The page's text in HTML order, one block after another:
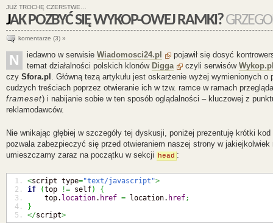
JUŻ TROCHĘ CZERSTWE…
JAK POZBYĆ SIĘ WYKOP-OWEJ RAMKI?
komentarze (3) »
N iedawno w serwisie Wiadomosci24.pl
pojawił się dosyć
temat działalności polskich klonów Digga czyli serwisów
czy Sfora.pl . Główną tezą artykułu jest oskarżenie wyżej wymienionych o
cudzych treściach poprzez otwieranie ich w tzw. ramce w ramach
frameset) i nabijanie sobie w ten sposób oglądalności – kluczowej z
reklamodawców.
Nie wnikając głębiej w szczegóły tej dyskusji, poniżej prezentuję krótki
pozwala zabezpieczyć się przed otwieraniem naszej strony w jakiejkolwiek
umieszczamy zaraz na początku w sekcji
head :
<script type="text/javascript">
if
(top != self)
{
    top.
location. href = location. href;
}
</script>